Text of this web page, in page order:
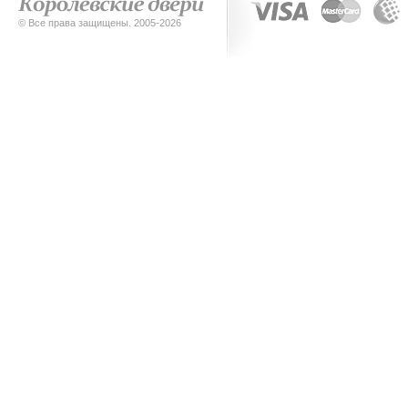
© Все права защищены. 2005-2026